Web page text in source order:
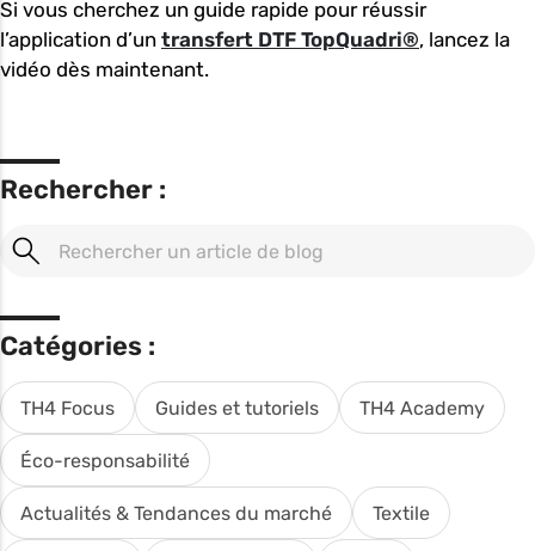
Si vous cherchez un guide rapide pour réussir
l’application d’un transfert DTF TopQuadri®, lancez la
vidéo dès maintenant.
Rechercher :
Catégories :
TH4 Focus Guides et tutoriels TH4 Academy
Éco-responsabilité
Actualités & Tendances du marché Textile